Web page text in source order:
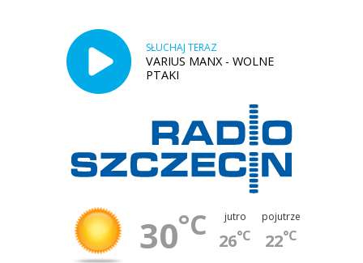
SŁUCHAJ TERAZ
VARIUS MANX - WOLNE
PTAKI
30°C jutro
26°C
pojutrze
22°C